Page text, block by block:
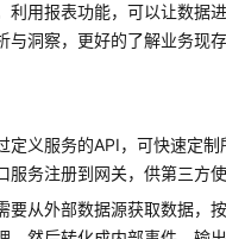
利用报表功能，可以让数据
与洞察，更好的了解业务现
定义服务的API，可快速定
服务注册到网关，供第三方使
要从外部数据源获取数据，